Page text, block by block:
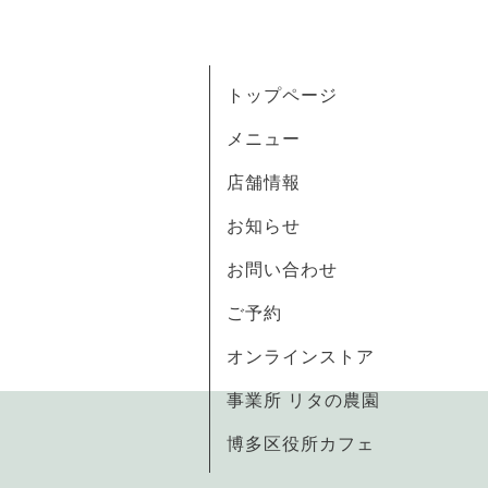
トップページ
メニュー
店舗情報
お知らせ
お問い合わせ
ご予約
オンラインストア
事業所 リタの農園
博多区役所カフェ